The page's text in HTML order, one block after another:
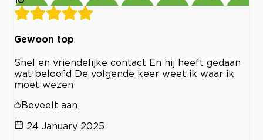
Gewoon top
Snel en vriendelijke contact En hij heeft gedaan
wat beloofd De volgende keer weet ik waar ik
moet wezen
Beveelt aan
24 January 2025